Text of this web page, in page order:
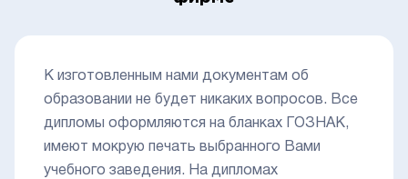
К изготовленным нами документам об
образовании не будет никаких вопросов. Все
дипломы оформляются на бланках ГОЗНАК,
имеют мокрую печать выбранного Вами
учебного заведения. На дипломах